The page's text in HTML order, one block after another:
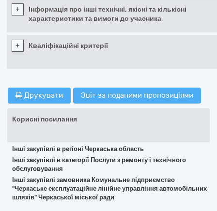
+
Інформація про інші технічні, якісні та кількісні
характеристики та вимоги до учасника
+ Кваліфікаційні критерії
Друкувати Звіт за поданими пропозиціями
Корисні посилання
Інші закупівлі в регіоні Черкаська область
Інші закупівлі в категорії Послуги з ремонту і технічного
обслуговування
Інші закупівлі замовника Комунальне підприємство
"Черкаське експлуатаційне лінійне управління автомобільних
шляхів" Черкаської міської ради